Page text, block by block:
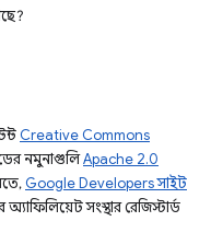
Creative Commons
নমুনাগুলিApache 2.0
Google Developers সাইট
সংস্থার রেজিস্টার্ড